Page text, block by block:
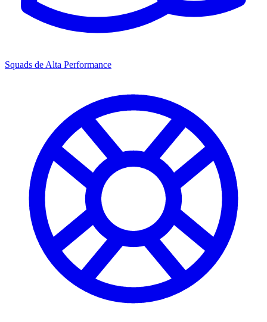
Squads de Alta Performance